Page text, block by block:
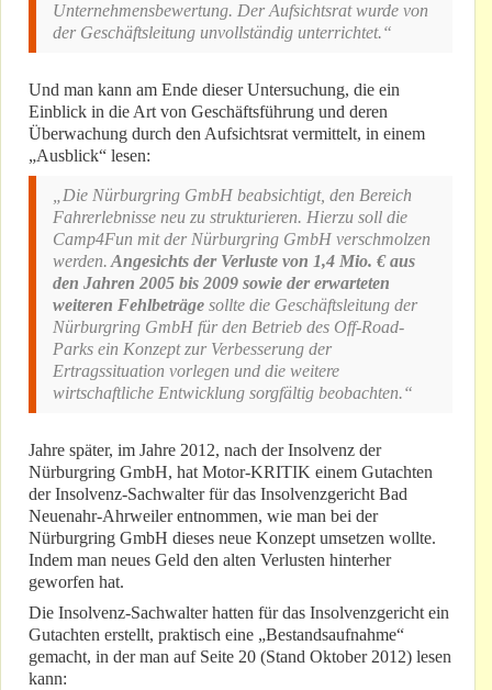
Unternehmensbewertung. Der Aufsichtsrat wurde von
der Geschäftsleitung unvollständig unterrichtet.“
Und man kann am Ende dieser Untersuchung, die ein
Einblick in die Art von Geschäftsführung und deren
Überwachung durch den Aufsichtsrat vermittelt, in einem
„Ausblick“ lesen:
„Die Nürburgring GmbH beabsichtigt, den Bereich
Fahrerlebnisse neu zu strukturieren. Hierzu soll die
Camp4Fun mit der Nürburgring GmbH verschmolzen
werden. Angesichts der Verluste von 1,4 Mio. € aus
den Jahren 2005 bis 2009 sowie der erwarteten
weiteren Fehlbeträge sollte die Geschäftsleitung der
Nürburgring GmbH für den Betrieb des Off-Road-
Parks ein Konzept zur Verbesserung der
Ertragssituation vorlegen und die weitere
wirtschaftliche Entwicklung sorgfältig beobachten.“
Jahre später, im Jahre 2012, nach der Insolvenz der
Nürburgring GmbH, hat Motor-KRITIK einem Gutachten
der Insolvenz-Sachwalter für das Insolvenzgericht Bad
Neuenahr-Ahrweiler entnommen, wie man bei der
Nürburgring GmbH dieses neue Konzept umsetzen wollte.
Indem man neues Geld den alten Verlusten hinterher
geworfen hat.
Die Insolvenz-Sachwalter hatten für das Insolvenzgericht ein
Gutachten erstellt, praktisch eine „Bestandsaufnahme“
gemacht, in der man auf Seite 20 (Stand Oktober 2012) lesen
kann: